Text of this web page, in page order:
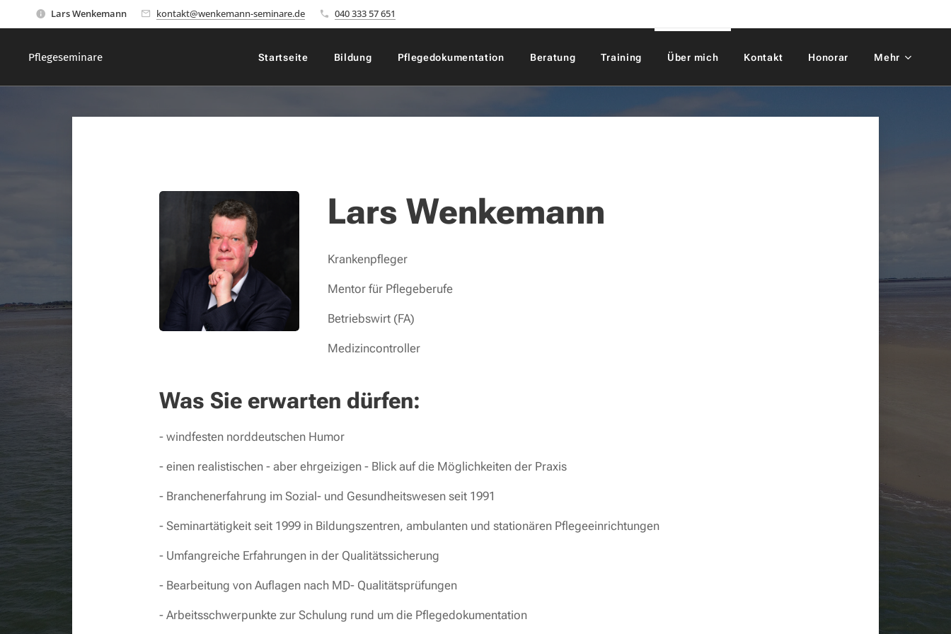
Lars Wenkemann kontakt@wenkemann-seminare.de 040 333 57 651
Pflegeseminare Startseite Bildung Pflegedokumentation Beratung Training Über mich Kontakt Honorar Mehr
Lars Wenkemann
Krankenpfleger
Mentor für Pflegeberufe
Betriebswirt (FA)
Medizincontroller
Was Sie erwarten dürfen:
- windfesten norddeutschen Humor
- einen realistischen - aber ehrgeizigen - Blick auf die Möglichkeiten der Praxis
- Branchenerfahrung im Sozial- und Gesundheitswesen seit 1991
- Seminartätigkeit seit 1999 in Bildungszentren, ambulanten und stationären Pflegeeinrichtungen
- Umfangreiche Erfahrungen in der Qualitätssicherung
- Bearbeitung von Auflagen nach MD- Qualitätsprüfungen
- Arbeitsschwerpunkte zur Schulung rund um die Pflegedokumentation